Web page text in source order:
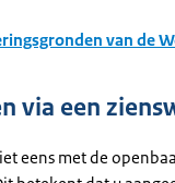
van de
via een
eens met de